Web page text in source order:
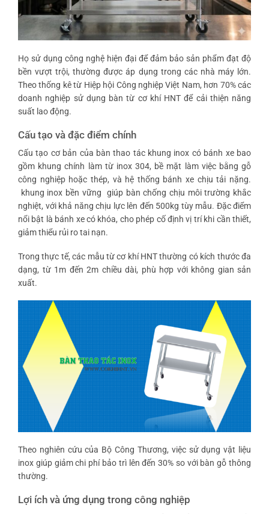
Họ sử dụng công nghệ hiện đại để đảm bảo sản phẩm đạt độ
bền vượt trội, thường được áp dụng trong các nhà máy lớn.
Theo thống kê từ Hiệp hội Công nghiệp Việt Nam, hơn 70% các
doanh nghiệp sử dụng bàn từ cơ khí HNT để cải thiện năng
suất lao động.
Cấu tạo và đặc điểm chính
Cấu tạo cơ bản của bàn thao tác khung inox có bánh xe bao
gồm khung chính làm từ inox 304, bề mặt làm việc bằng gỗ
công nghiệp hoặc thép, và hệ thống bánh xe chịu tải nặng.
khung inox bền vững
giúp bàn chống chịu môi trường khắc
nghiệt, với khả năng chịu lực lên đến 500kg tùy mẫu. Đặc điểm
nổi bật là bánh xe có khóa, cho phép cố định vị trí khi cần thiết,
giảm thiểu rủi ro tai nạn.
Trong thực tế, các mẫu từ cơ khí HNT thường có kích thước đa
dạng, từ 1m đến 2m chiều dài, phù hợp với không gian sản
xuất.
Theo nghiên cứu của Bộ Công Thương, việc sử dụng vật liệu
inox giúp giảm chi phí bảo trì lên đến 30% so với bàn gỗ thông
thường.
Lợi ích và ứng dụng trong công nghiệp